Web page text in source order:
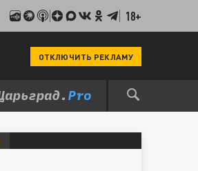
18+
ОТКЛЮЧИТЬ РЕКЛАМУ